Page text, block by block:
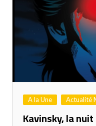
A la Une Actualité
Kavinsky, la